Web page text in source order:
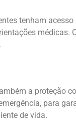
tenham
médicas.
a proteção
para
de vida.